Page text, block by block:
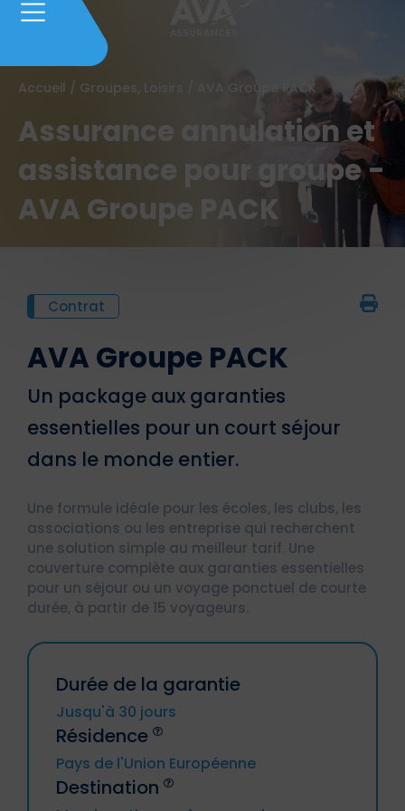
Accueil / Groupes, Loisirs AVA Groupe PACK
Assurance annulation et
assistance pour groupe -
AVA Groupe PACK
Contrat
AVA Groupe PACK
Un package aux garanties
essentielles pour un court séjour
dans le monde entier.
Une formule idéale pour les écoles, les clubs, les
associations ou les entreprise qui recherchent
une solution simple au meilleur tarif. Une
couverture complète aux garanties essentielles
pour un séjour ou un voyage ponctuel de courte
durée, à partir de 15 voyageurs.
Durée de la garantie
Jusqu'à 30 jours
Résidence
Allemagne, Autriche, Belgique, Bulgarie,
Pays de l'Union Européenne
Destination